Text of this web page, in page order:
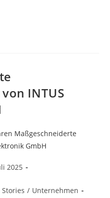
INTUS
2025
Stories / Unternehmen